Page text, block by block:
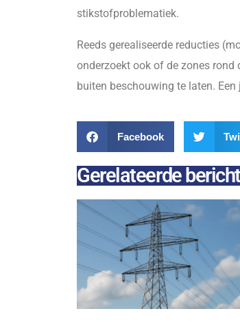
stikstofproblematiek.
Reeds gerealiseerde reducties
onderzoekt ook of de zones rond
buiten beschouwing te laten.
Facebook
Gerelateerde